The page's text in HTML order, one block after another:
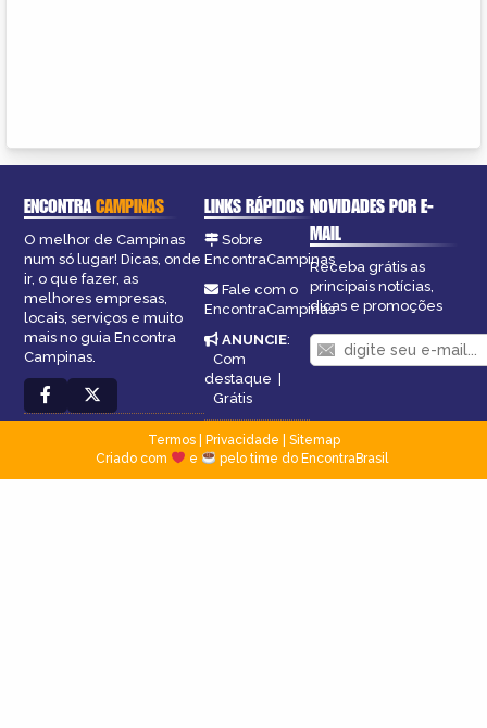
ENCONTRACAMPINAS
O melhor de Campinas
num só lugar! Dicas, onde
ir, o que fazer, as
melhores empresas,
locais, serviços e muito
mais no guia Encontra
Campinas.
LINKS RÁPIDOS
Sobre
EncontraCampinas
Fale com o
EncontraCampinas
ANUNCIE:
Com
destaque |
Grátis
NOVIDADES POR E-
MAIL
Receba grátis as
principais notícias,
dicas e promoções
Termos| Privacidade
Sitemap
Criado com
e pelo time do EncontraBrasil